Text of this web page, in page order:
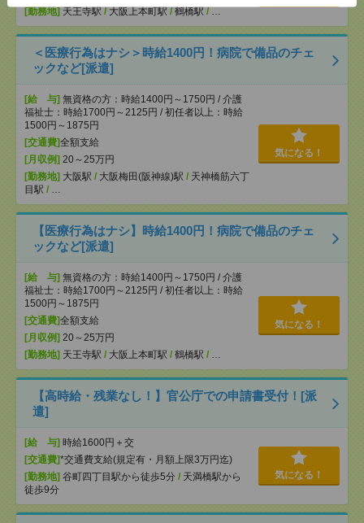
[勤務地] 天王寺駅 / 大阪上本町駅 / 鶴橋駅 / …
＜医療行為はナシ＞時給1400円！病院で備品のチェ
ックなど[派遣]
[給 与] 無資格の方：時給1400円～1750円 / 介護
福祉士：時給1700円～2125円 / 初任者以上：時給
1500円～1875円
[交通費]全額支給
[月収例] 20～25万円
[勤務地] 大阪駅 / 大阪梅田(阪神線)駅 / 天神橋筋六丁
目駅 / …
気になる！
【医療行為はナシ】時給1400円！病院で備品のチェ
ックなど[派遣]
[給 与] 無資格の方：時給1400円～1750円 / 介護
福祉士：時給1700円～2125円 / 初任者以上：時給
1500円～1875円
[交通費]全額支給
[月収例] 20～25万円
[勤務地] 天王寺駅 / 大阪上本町駅 / 鶴橋駅 / …
気になる！
【高時給・残業なし！】官公庁での申請書受付！[派
遣]
[給 与] 時給1600円＋交
[交通費]*交通費支給(規定有・月額上限3万円迄)
[勤務地] 谷町四丁目駅から徒歩5分 / 天満橋駅から
徒歩9分
気になる！